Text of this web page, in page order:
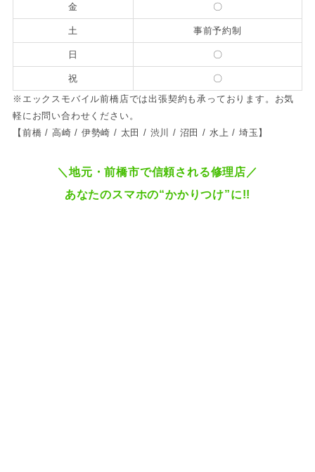
金 〇
土 事前予約制
日 〇
祝
〇
※エックスモバイル前橋店では出張契約も承っております。お気
軽にお問い合わせください。
【前橋 / 高崎 / 伊勢崎 / 太田 / 渋川 / 沼田 / 水上 / 埼玉】
＼地元・前橋市で信頼される修理店 ／
あなたのスマホの“かかりつけ”に!!